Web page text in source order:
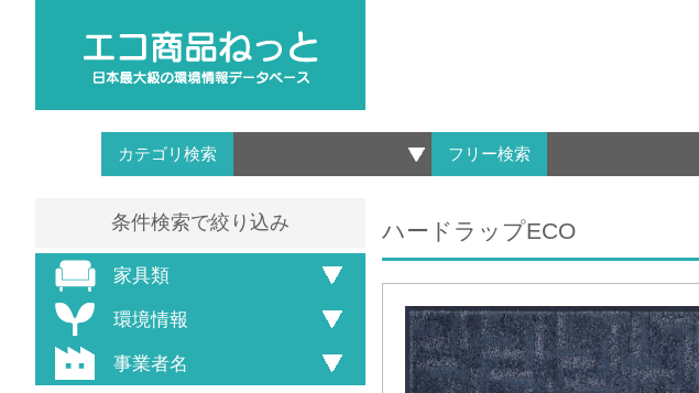
カテゴリ検索 フリー検索
条件検索で絞り込み
家具類
環境情報
事業者名
ハードラップECO